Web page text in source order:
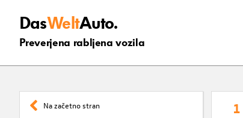
DasWeltAuto.
Preverjena rabljena vozila
Na začetno stran 1